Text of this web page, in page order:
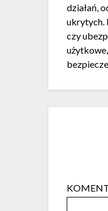
działań,
ukrytych.
czy